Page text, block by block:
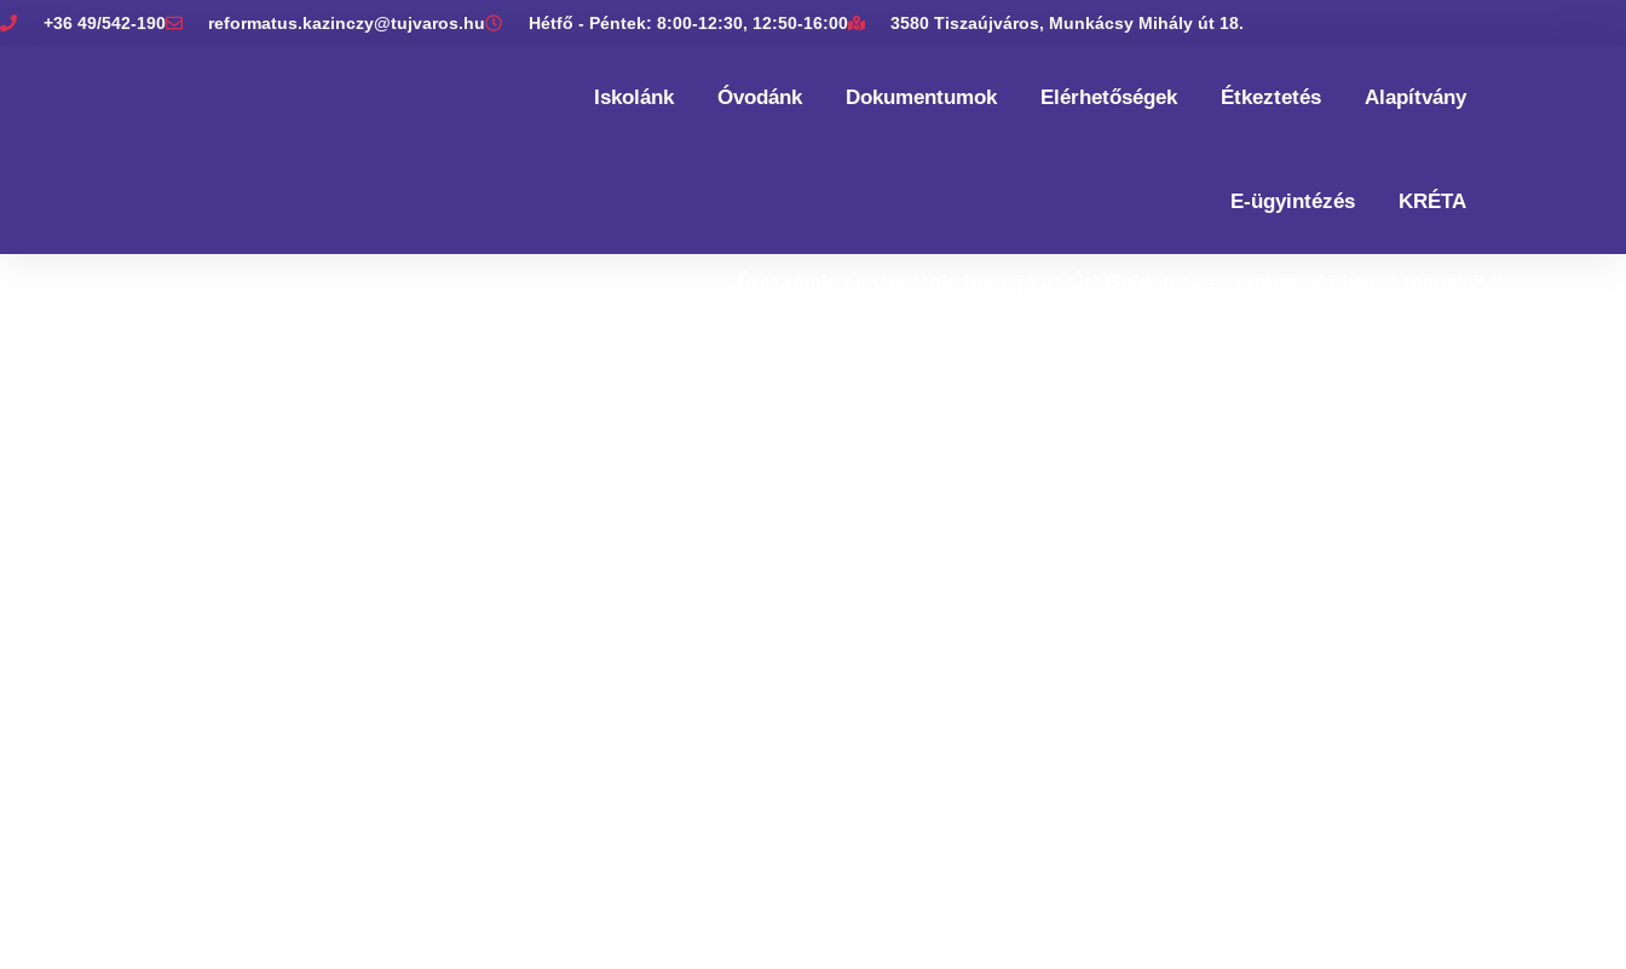
+36 49/542-190 reformatus.kazinczy@tujvaros.hu Hétfő - Péntek: 8:00-12:30, 12:50-16:00 3580 Tiszaújváros, Munkácsy Mihály út 18.
Iskolánk Óvodánk Dokumentumok Elérhetőségek Étkeztetés Alapítvány
E-ügyintézés KRÉTA